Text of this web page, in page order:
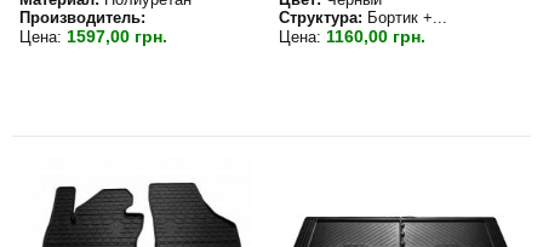
Производитель:
Цена: 1597,00 грн.
Структура: Бортик +...
Цена: 1160,00 грн.